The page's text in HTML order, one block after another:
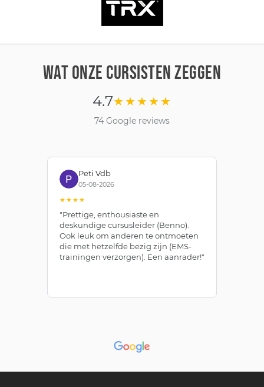
WAT ONZE CURSISTEN ZEGGEN
4.7★★★★★
74 Google reviews
Peti Vdb
05-08-2026
★★★★
"Prettige, enthousiaste en
deskundige cursusleider (Benno).
Ook leuk om anderen te ontmoeten
die met hetzelfde bezig zijn (EMS-
trainingen verzorgen). Een aanrader!"